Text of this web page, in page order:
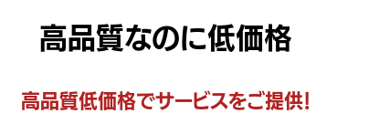
高品質なのに低価格
高品質低価格でサービスをご提供！